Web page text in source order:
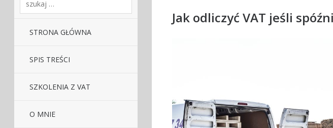
STRONA GŁÓWNA
SPIS TREŚCI
SZKOLENIA Z VAT
O MNIE
Jak odliczyć VAT jeśli